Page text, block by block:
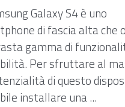
Galaxy S4 è uno
di fascia alta che
gamma di
Per sfruttare al
di questo
installare una ...